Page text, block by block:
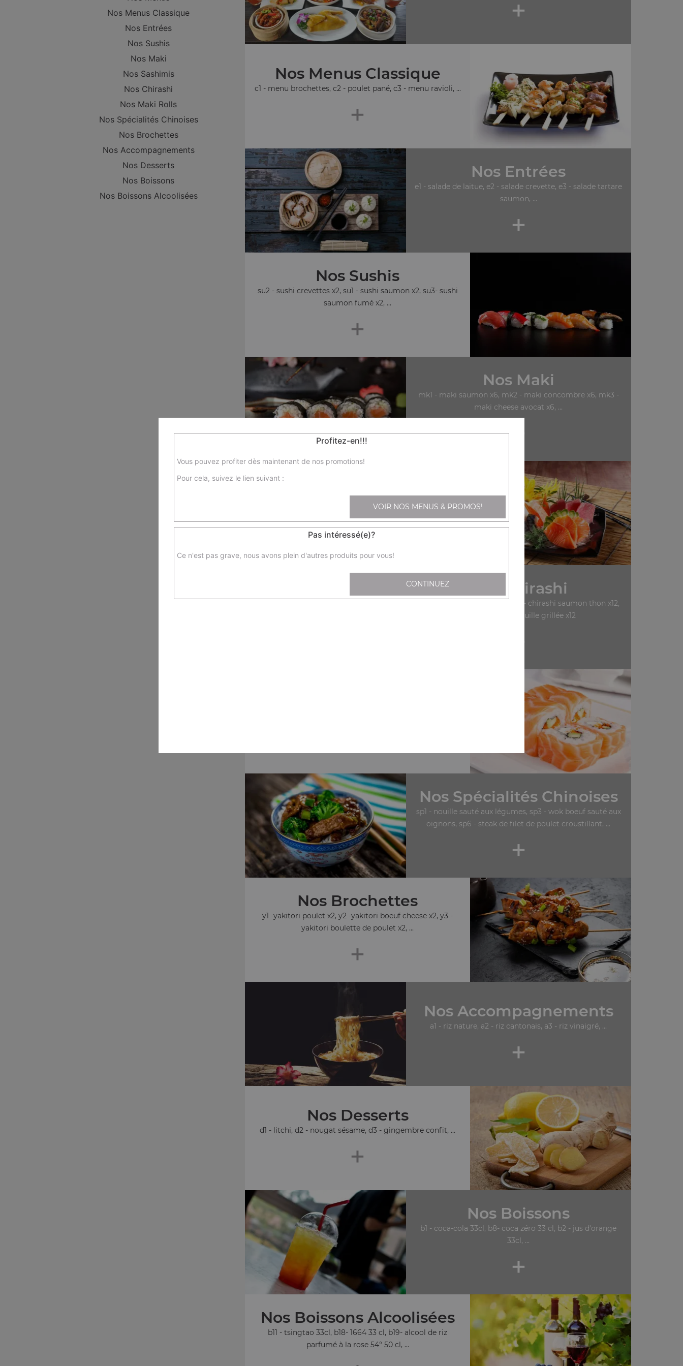
Nos Menus Classique
Nos Entrées
Nos Sushis
Nos Maki
Nos Sashimis
Nos Chirashi
Nos Maki Rolls
Nos Spécialités Chinoises
Nos Brochettes
Nos Accompagnements
Nos Desserts
Nos Boissons
Nos Boissons Alcoolisées
+
Nos Menus Classique
c1 - menu brochettes, c2 - poulet pané, c3 - menu ravioli, ...
+
Nos Entrées
e1 - salade de laitue, e2 - salade crevette, e3 - salade tartare
saumon, ...
+
Nos Sushis
su2 - sushi crevettes x2, su1 - sushi saumon x2, su3- sushi
saumon fumé x2, ...
+
Nos Maki
mk1 - maki saumon x6, mk2 - maki concombre x6, mk3 -
maki cheese avocat x6, ...
sa1- sashimi saumon x6, sa2- sashimi thon x6
+
Nos Chirashi
sa11- chirashi saumon x12, sa13- chirashi saumon thon x12,
sa14- chirashi anguille grillée x12
Nos Spécialités Chinoises
sp1 - nouille sauté aux légumes, sp3 - wok boeuf sauté aux
oignons, sp6 - steak de filet de poulet croustillant, ...
+
Nos Brochettes
y1 -yakitori poulet x2, y2 -yakitori boeuf cheese x2, y3 -
yakitori boulette de poulet x2, ...
+
Nos Accompagnements
a1 - riz nature, a2 - riz cantonais, a3 - riz vinaigré, ...
+
Nos Desserts
d1 - litchi, d2 - nougat sésame, d3 - gingembre confit, ...
+
Nos Boissons
b1 - coca-cola 33cl, b8- coca zéro 33 cl, b2 - jus d'orange
33cl, ...
+
Nos Boissons Alcoolisées
b11 - tsingtao 33cl, b18- 1664 33 cl, b19- alcool de riz
parfumé à la rose 54° 50 cl, ...
Profitez-en!!!
Vous pouvez profiter dès maintenant de nos promotions!
Pour cela, suivez le lien suivant :
VOIR NOS MENUS & PROMOS!
Pas intéressé(e)?
Ce n'est pas grave, nous avons plein d'autres produits pour vous!
CONTINUEZ